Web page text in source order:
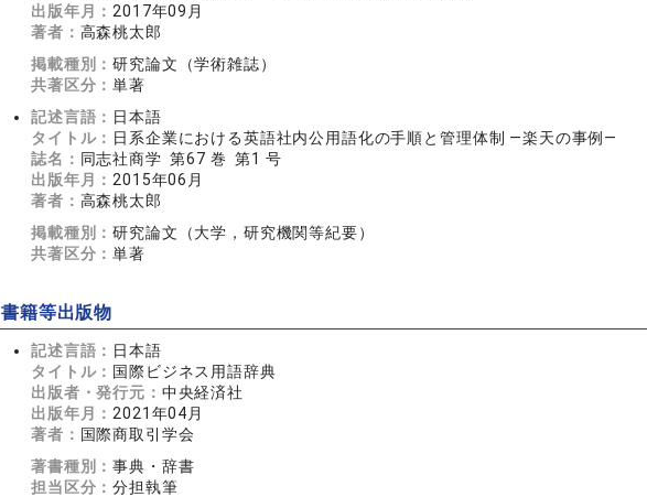
出版年月： 2017年09月
著者： 高森桃太郎
掲載種別：研究論文（学術雑誌）
共著区分：単著
記述言語： 日本語
タイトル： 日系企業における英語社内公用語化の手順と管理体制 ―楽天の事例―
誌名： 同志社商学 第67 巻 第1 号
出版年月： 2015年06月
著者： 高森桃太郎
掲載種別：研究論文（大学，研究機関等紀要）
共著区分：単著
書籍等出版物
記述言語： 日本語
タイトル： 国際ビジネス用語辞典
出版者・発行元： 中央経済社
出版年月： 2021年04月
著者： 国際商取引学会
著書種別：事典・辞書
担当区分：分担執筆